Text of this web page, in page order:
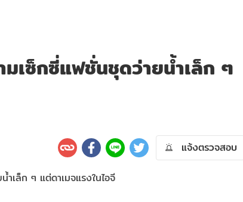
เซ็กซี่แฟชั่นชุดว่ายน้ำเล็ก ๆ
แจ้งตรวจสอบ